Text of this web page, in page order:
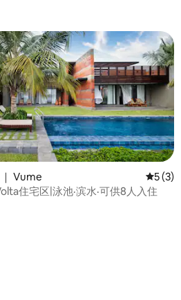
满分 5 分），共 7 条评价
Vume 平均评
5 (3)
住宅区|泳池·滨水·可供8人入住